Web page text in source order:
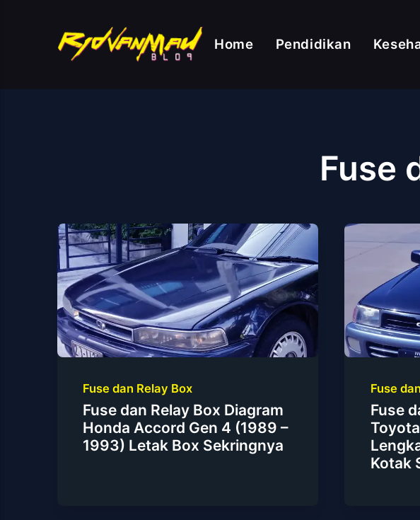
Home Pendidikan
Fuse
Fuse dan Relay Box
Fuse dan Relay Box Diagram
Honda Accord Gen 4 (1989 –
1993) Letak Box Sekringnya
Fuse
Fuse
Kotak